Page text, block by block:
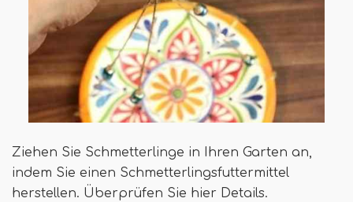
Ziehen Sie Schmetterlinge in Ihren Garten an,
indem Sie einen Schmetterlingsfuttermittel
herstellen. Überprüfen Sie hier Details.